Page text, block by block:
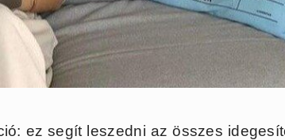
ez segít leszedni az összes